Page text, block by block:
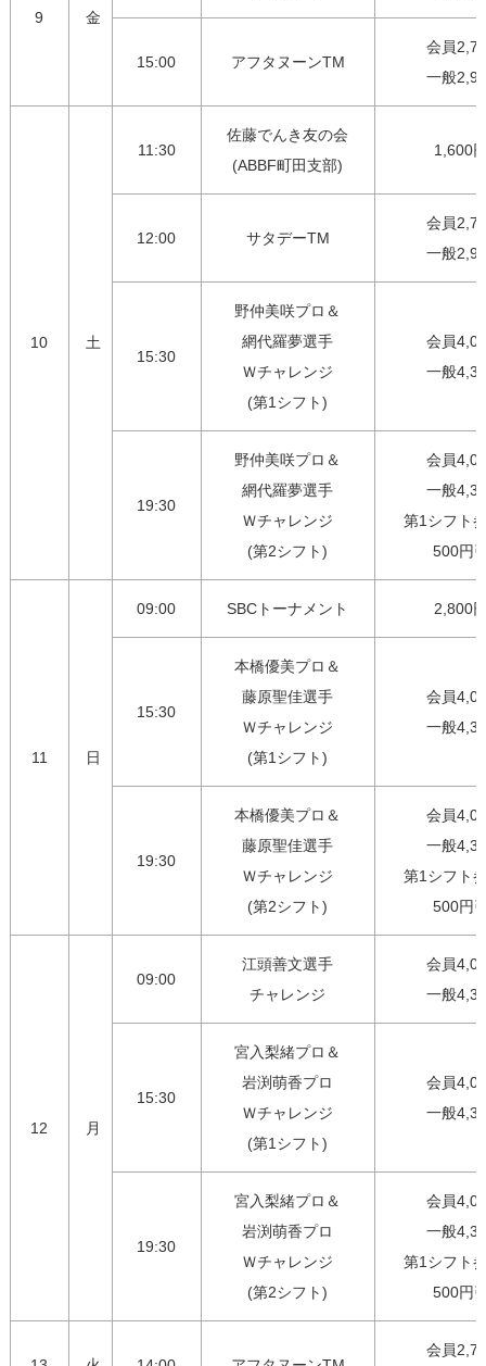
9 金
15:00 アフタヌーンTM
会員
一般
10 土
11:30
佐藤でんき友の会
(ABBF町田支部)
1,600
12:00 サタデーTM
会員
一般
15:30
野仲美咲プロ＆
網代羅夢選手
Ｗチャレンジ
(第1シフト)
会員
一般
19:30
野仲美咲プロ＆
網代羅夢選手
Ｗチャレンジ
(第2シフト)
会員
一般
第1シフト
500円
11 日
09:00 SBCトーナメント 2,800
15:30
本橋優美プロ＆
藤原聖佳選手
Ｗチャレンジ
(第1シフト)
会員
一般
19:30
本橋優美プロ＆
藤原聖佳選手
Ｗチャレンジ
(第2シフト)
会員
一般
第1シフト
500円
12 月
09:00
江頭善文選手
チャレンジ
会員
一般
15:30
宮入梨緒プロ＆
岩渕萌香プロ
Ｗチャレンジ
(第1シフト)
会員
一般
19:30
宮入梨緒プロ＆
岩渕萌香プロ
Ｗチャレンジ
(第2シフト)
会員
一般
第1シフト
500円
会員